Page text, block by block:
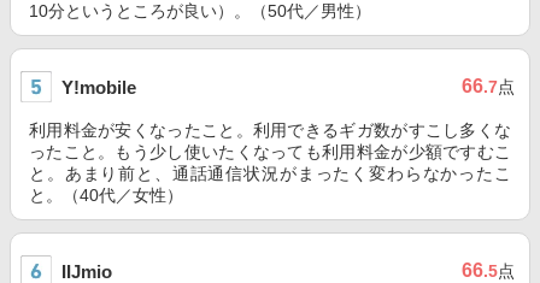
10分というところが良い）。（50代／男性）
Y!mobile 66.7点
利用料金が安くなったこと。利用できるギガ数がすこし多くな
ったこと。もう少し使いたくなっても利用料金が少額ですむこ
と。あまり前と、通話通信状況がまったく変わらなかったこ
と。（40代／女性）
IIJmio 66.5点